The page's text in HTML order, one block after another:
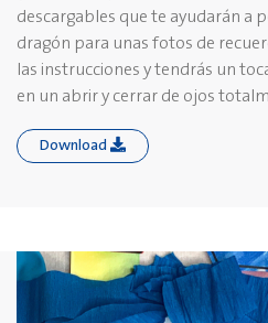
descargables que te ayudarán a
dragón para unas fotos de
las instrucciones y tendrás un
en un abrir y cerrar de ojos
Download